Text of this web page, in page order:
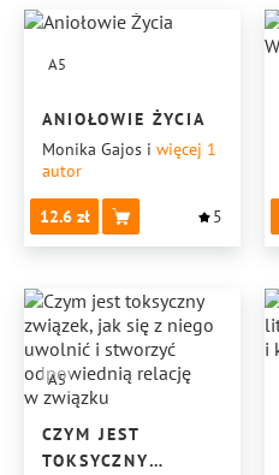
A5
ANIOŁOWIE ŻYCIA
Monika Gajos i więcej 1
autor
12.6 5
A5
CZYM JEST
TOKSYCZNY